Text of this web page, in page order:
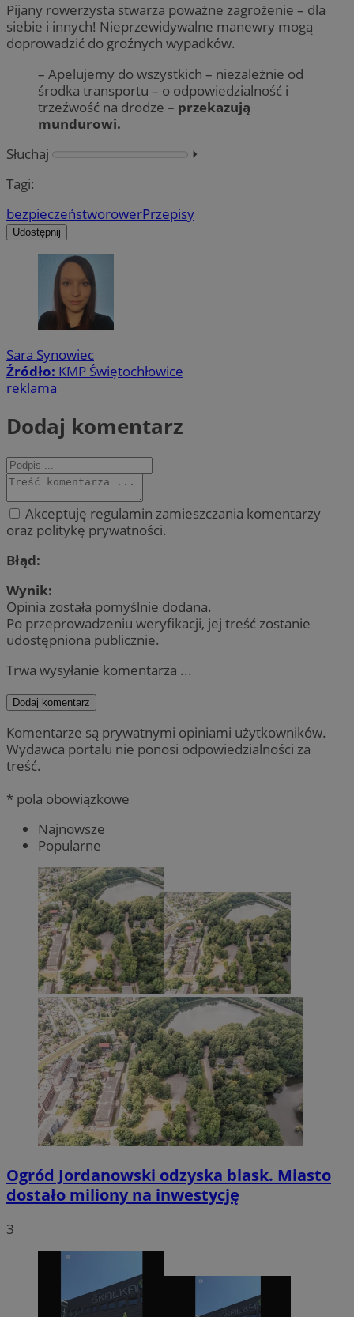
Pijany rowerzysta stwarza poważne zagrożenie – dla
siebie i innych! Nieprzewidywalne manewry mogą
doprowadzić do groźnych wypadków.
– Apelujemy do wszystkich – niezależnie od
środka transportu – o odpowiedzialność i
trzeźwość na drodze – przekazują
mundurowi.
Słuchaj
⏵︎
Tagi:
bezpieczeństworowerPrzepisy
Udostępnij
Sara Synowiec
Źródło: KMP Świętochłowice
reklama
Dodaj komentarz
Akceptuję regulamin zamieszczania komentarzy
oraz politykę prywatności.
Błąd:
Wynik:
Opinia została pomyślnie dodana.
Po przeprowadzeniu weryfikacji, jej treść zostanie
udostępniona publicznie.
Trwa wysyłanie komentarza ...
Dodaj komentarz
Komentarze są prywatnymi opiniami użytkowników.
Wydawca portalu nie ponosi odpowiedzialności za
treść.
* pola obowiązkowe
Najnowsze
Popularne
Ogród Jordanowski odzyska blask. Miasto
dostało miliony na inwestycję
3